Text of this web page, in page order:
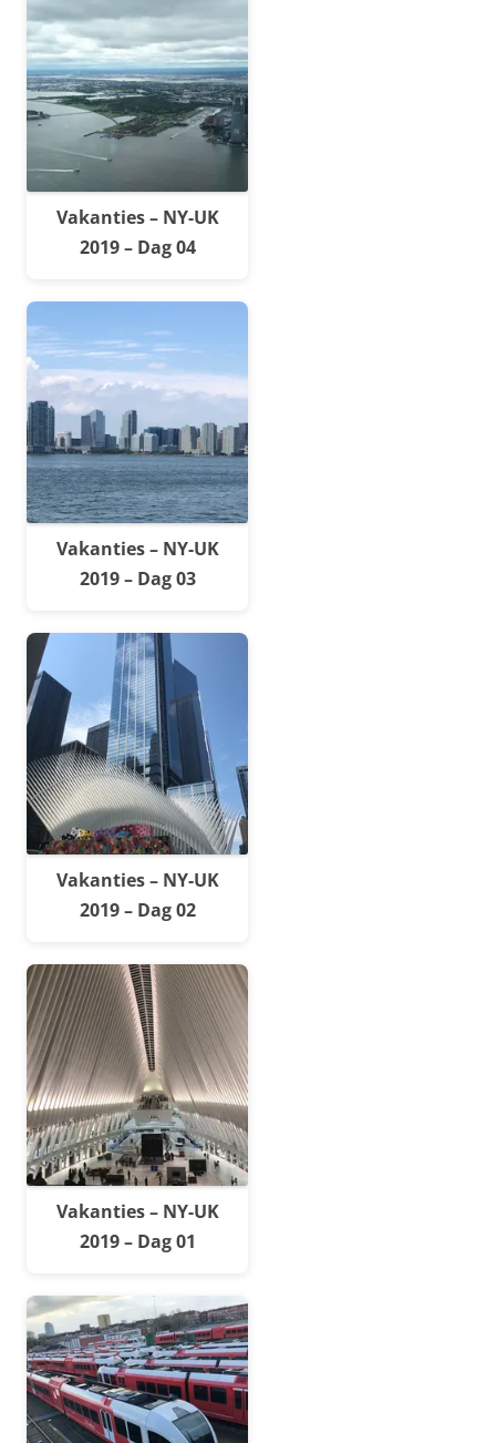
Vakanties – NY-UK
2019 – Dag 04
Vakanties – NY-UK
2019 – Dag 03
Vakanties – NY-UK
2019 – Dag 02
Vakanties – NY-UK
2019 – Dag 01